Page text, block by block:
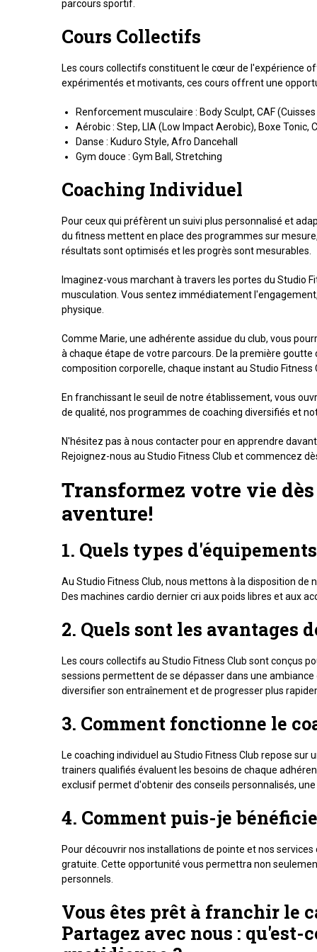
parcours sportif.
Cours Collectifs
Les cours collectifs constituent le cœur de l'expérience
expérimentés et motivants, ces cours offrent une
Renforcement musculaire : Body Sculpt, CAF
Aérobic : Step, LIA (Low Impact Aerobic), Boxe Tonic,
Danse : Kuduro Style, Afro Dancehall
Gym douce : Gym Ball, Stretching
Coaching Individuel
Pour ceux qui préfèrent un suivi plus personnalisé et
du fitness mettent en place des programmes sur
résultats sont optimisés et les progrès sont mesurables.
Imaginez-vous marchant à travers les portes du Studio
musculation. Vous sentez immédiatement
physique.
Comme Marie, une adhérente assidue du club, vous
à chaque étape de votre parcours. De la première
composition corporelle, chaque instant au Studio
En franchissant le seuil de notre établissement, vous
de qualité, nos programmes de coaching diversifiés et
N'hésitez pas à nous contacter pour en apprendre
Rejoignez-nous au Studio Fitness Club et commencez
Transformez votre vie
aventure!
1. Quels types
Au Studio Fitness Club, nous mettons à la disposition
Des machines cardio dernier cri aux poids libres et aux
2. Quels sont les avantages
Les cours collectifs au Studio Fitness Club sont conçus
sessions permettent de se dépasser dans une
diversifier son entraînement et de progresser plus
3. Comment fonctionne le
Le coaching individuel au Studio Fitness Club repose
trainers qualifiés évaluent les besoins de chaque
exclusif permet d'obtenir des conseils personnalisés,
4. Comment puis-je
Pour découvrir nos installations de pointe et nos
gratuite. Cette opportunité vous permettra non
personnels.
Vous êtes prêt à franchir le
Partagez avec nous :